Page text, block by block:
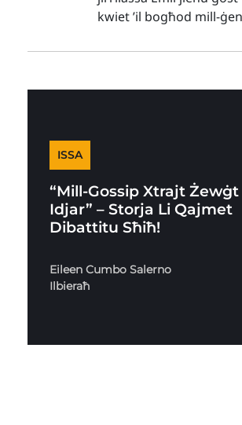
kwiet ’il bogħod mill-
ISSA
“Mill-Gossip Xtrajt Żewġt
Idjar” – Storja Li Qajmet
Dibattitu Sħiħ!
Eileen Cumbo Salerno
Ilbieraħ